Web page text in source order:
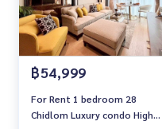
฿54,999
For Rent 1 bedroom 28
Chidlom Luxury condo High